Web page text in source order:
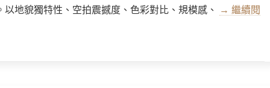
以地貌獨特性、空拍震撼度、色彩對比、規模感、 → 繼續閱